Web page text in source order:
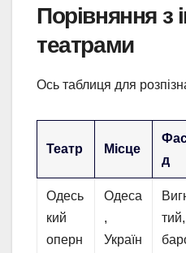
Порівняння з
театрами
Ось таблиця для
Театр Місце
д
Одесь
кий
оперн
Одеса
,
Україн
тий,